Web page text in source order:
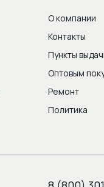
О компании
Контакты
Пункты
Оптовым
Ремонт
Политика